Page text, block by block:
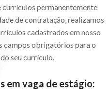
permanentemente
de contratação, realizamos
cadastrados em nosso
campos obrigatórios para o
seu currículo.
em vaga de estágio: